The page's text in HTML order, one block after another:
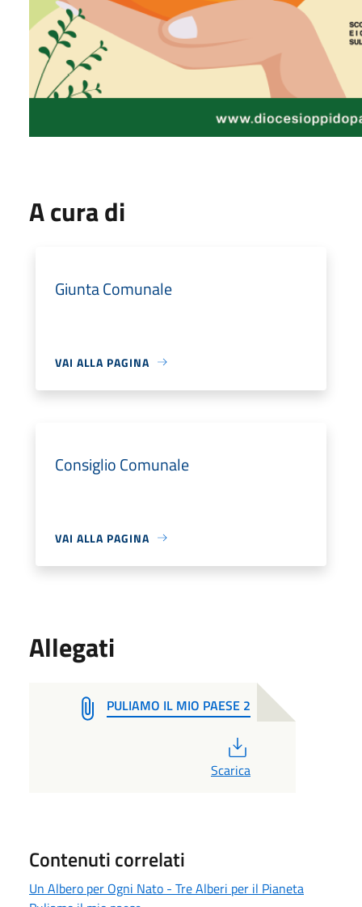
A cura di
Giunta Comunale
VAI ALLA PAGINA
Consiglio Comunale
VAI ALLA PAGINA
Allegati
PULIAMO IL MIO PAESE 2
Scarica
Contenuti correlati
Un Albero per Ogni Nato - Tre Alberi per il Pianeta